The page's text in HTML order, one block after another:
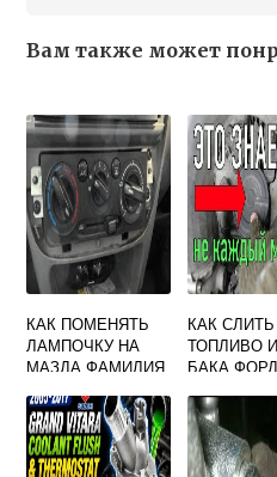
Вам также может
КАК ПОМЕНЯТЬ
ЛАМПОЧКУ НА
МАЗДА ФАМИЛИЯ
КАК СЛИТЬ
ТОПЛИВО
БАКА ФОРД